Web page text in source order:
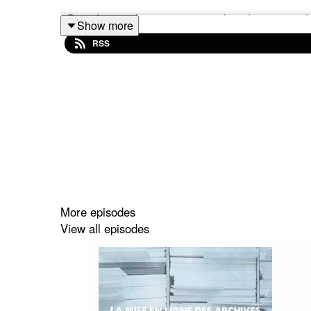
Dans les années 1960 et 1970, lors du premier
les mines du nord et de la Lorraine. Ils
selon des critères on ne peut plus précis pour
Diana Cooper Richet, historienne,
Quentin en Yvelines : https://
Hicham Jamid, docteur en sociologie au
Population Environnement
Show more
RSS
More episodes
View all episodes